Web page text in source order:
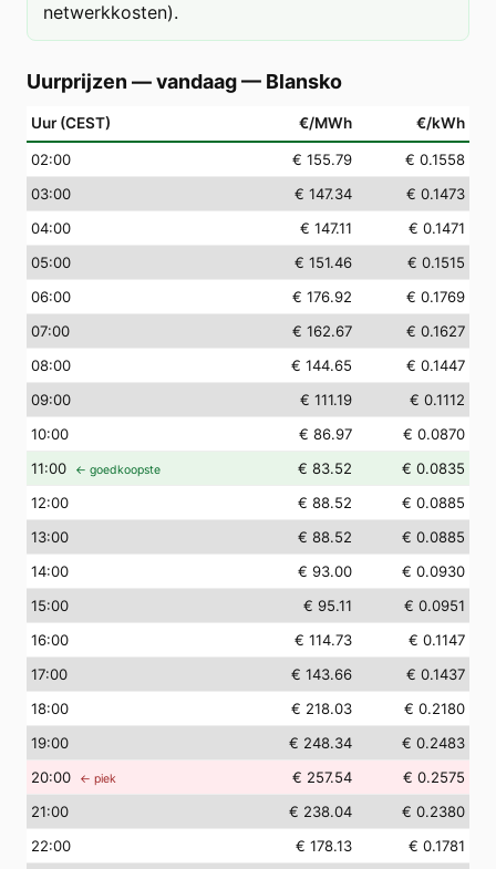
netwerkkosten).
Uurprijzen — vandaag— Blansko
Uur (CEST) €/MWh €/kWh
02:00 € 155.79
€ 0.1558
03:00 € 147.34
€ 0.1473
04:00 € 147.11
€ 0.1471
05:00 € 151.46
€ 0.1515
06:00 € 176.92
€ 0.1769
07:00 € 162.67
€ 0.1627
08:00 € 144.65
€ 0.1447
09:00 € 111.19
€ 0.1112
10:00 € 86.97
€ 0.0870
11:00 ← goedkoopste € 83.52
€ 0.0835
12:00 € 88.52
€ 0.0885
13:00 € 88.52
€ 0.0885
14:00 € 93.00
€ 0.0930
15:00 € 95.11
€ 0.0951
16:00 € 114.73
€ 0.1147
17:00 € 143.66
€ 0.1437
18:00 € 218.03
€ 0.2180
19:00 € 248.34
€ 0.2483
20:00 ← piek € 257.54
€ 0.2575
21:00 € 238.04
€ 0.2380
22:00 € 178.13
€ 0.1781